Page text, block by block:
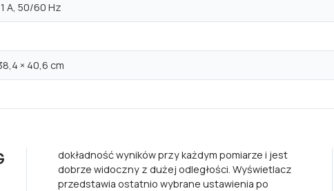
A, 50/60 Hz
× 40,6 cm
dokładność wyników przy każdym pomiarze i jest
dobrze widoczny z dużej odległości. Wyświetlacz
przedstawia ostatnio wybrane ustawienia po